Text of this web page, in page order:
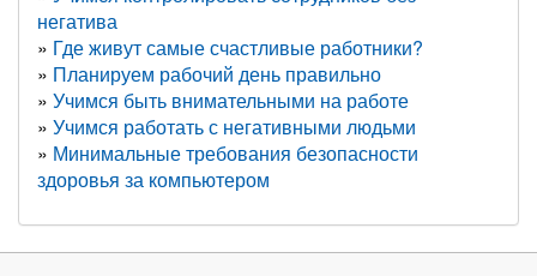
негатива
Где живут самые счастливые работники?
Планируем рабочий день правильно
Учимся быть внимательными на работе
Учимся работать с негативными людьми
Минимальные требования безопасности
здоровья за компьютером